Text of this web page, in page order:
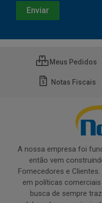
Meus Pedidos
Notas Fiscais
A nossa empresa foi
então vem
Fornecedores e
em políticas
busca de sempre